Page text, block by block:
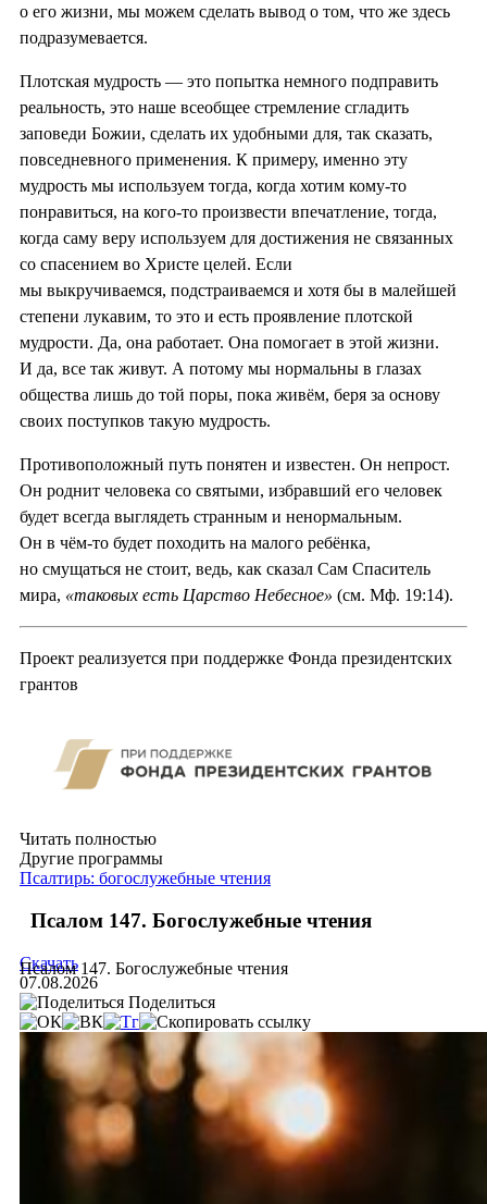
о его жизни, мы можем сделать вывод о том, что же здесь
подразумевается.
Плотская мудрость — это попытка немного подправить
реальность, это наше всеобщее стремление сгладить
заповеди Божии, сделать их удобными для, так сказать,
повседневного применения. К примеру, именно эту
мудрость мы используем тогда, когда хотим кому-то
понравиться, на кого-то произвести впечатление, тогда,
когда саму веру используем для достижения не связанных
со спасением во Христе целей. Если
мы выкручиваемся, подстраиваемся и хотя бы в малейшей
степени лукавим, то это и есть проявление плотской
мудрости. Да, она работает. Она помогает в этой жизни.
И да, все так живут. А потому мы нормальны в глазах
общества лишь до той поры, пока живём, беря за основу
своих поступков такую мудрость.
Противоположный путь понятен и известен. Он непрост.
Он роднит человека со святыми, избравший его человек
будет всегда выглядеть странным и ненормальным.
Он в чём-то будет походить на малого ребёнка,
но смущаться не стоит, ведь, как сказал Сам Спаситель
мира, «таковых есть Царство Небесное» (см. Мф. 19:14).
Проект реализуется при поддержке Фонда президентских
грантов
Читать полностью
Другие программы
Псалтирь: богослужебные чтения
Псалом 147. Богослужебные чтения
Псалом 147. Богослужебные чтения
Скачать
07.08.2026
Поделиться